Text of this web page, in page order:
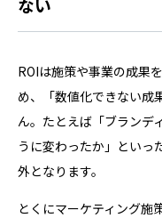
ROIは施策や事業の成果
め、「数値化できない成
ん。たとえば「ブランデ
うに変わったか」といっ
外となります。
とくにマーケティング施